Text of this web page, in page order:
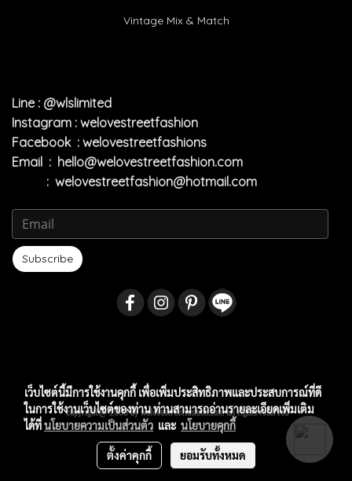
Vintage Mix & Match
Line : @wlslimited
Instagram : welovestreetfashion
Facebook : welovestreetfashions
Email : hello@welovestreetfashion.com
: welovestreetfashion@hotmail.com
Subscribe
copyright@ 2009 by welovestreetfashion.com all rights reserved
เว็บไซต์นี้มีการใช้งานคุกกี้ เพื่อเพิ่มประสิทธิภาพและประสบการณ์ที่ดี
ในการใช้งานเว็บไซต์ของท่าน ท่านสามารถอ่านรายละเอียดเพิ่มเติม
ได้ที่นโยบายความเป็นส่วนตัว และ นโยบายคุกกี้
ตั้งค่าคุกกี้ ยอมรับทั้งหมด